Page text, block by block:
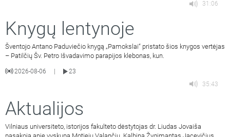
31:06
Knygų lentynoje
Šventojo Antano Paduviečio knygą „Pamokslai“ pristato šios knygos vertėjas
– Patilčių Šv. Petro Išvadavimo parapijos klebonas, kun.
2026-08-06
23
35:43
Aktualijos
Vilniaus universiteto, istorijos fakulteto dėstytojas dr. Liudas Jovaiša